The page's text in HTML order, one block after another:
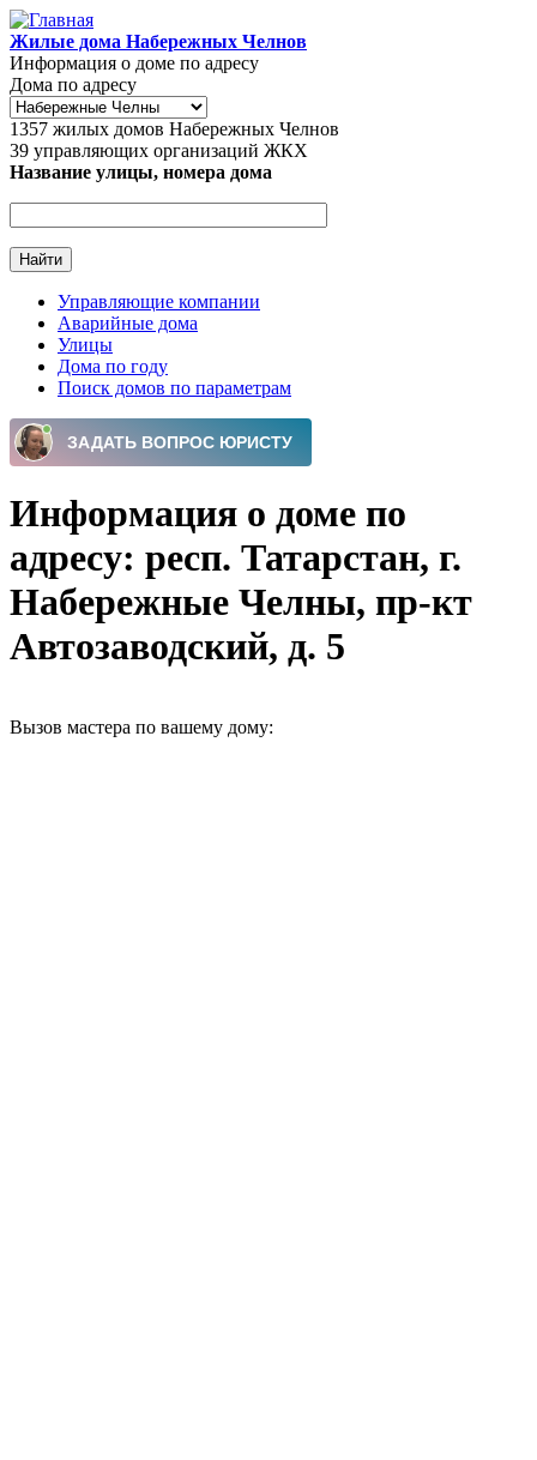
Перейти к основному содержанию
Жилые дома Набережных Челнов
Информация о доме по адресу
Дома по адресу
1357 жилых домов Набережных Челнов
39 управляющих организаций ЖКХ
Название улицы, номера дома
Главное меню
Управляющие компании
Аварийные дома
Улицы
Дома по году
Поиск домов по параметрам
Информация о доме по
адресу: респ. Татарстан, г.
Набережные Челны, пр-кт
Автозаводский, д. 5
Вызов мастера по вашему дому: